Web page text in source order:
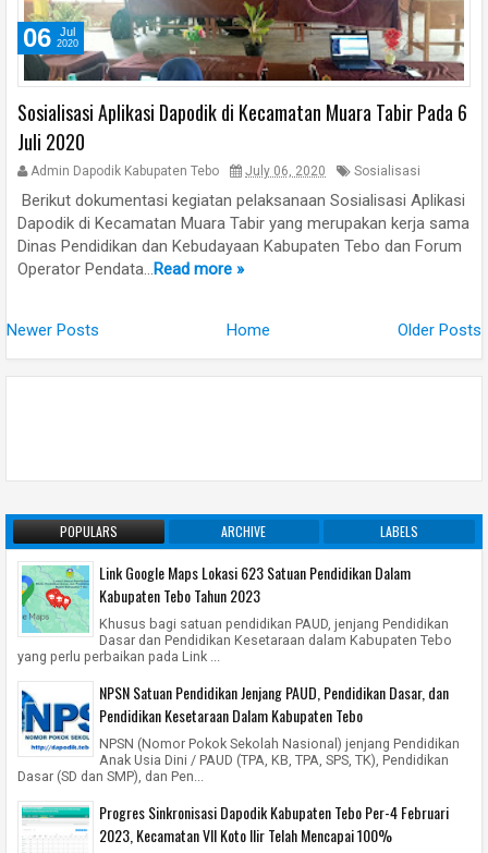
Sosialisasi Aplikasi Dapodik di Kecamatan Muara Tabir Pada 6
Juli 2020
Admin Dapodik Kabupaten Tebo July 06, 2020 Sosialisasi
Berikut dokumentasi kegiatan pelaksanaan Sosialisasi Aplikasi
Dapodik di Kecamatan Muara Tabir yang merupakan kerja sama
Dinas Pendidikan dan Kebudayaan Kabupaten Tebo dan Forum
Operator Pendata...Read more »
06 Jul
2020
Newer Posts Older Posts
Home
POPULARS ARCHIVE LABELS
Link Google Maps Lokasi 623 Satuan Pendidikan Dalam
Kabupaten Tebo Tahun 2023
Khusus bagi satuan pendidikan PAUD, jenjang Pendidikan
Dasar dan Pendidikan Kesetaraan dalam Kabupaten Tebo
yang perlu perbaikan pada Link ...
NPSN Satuan Pendidikan Jenjang PAUD, Pendidikan Dasar, dan
Pendidikan Kesetaraan Dalam Kabupaten Tebo
NPSN (Nomor Pokok Sekolah Nasional) jenjang Pendidikan
Anak Usia Dini / PAUD (TPA, KB, TPA, SPS, TK), Pendidikan
Dasar (SD dan SMP), dan Pen...
Progres Sinkronisasi Dapodik Kabupaten Tebo Per-4 Februari
2023, Kecamatan VII Koto Ilir Telah Mencapai 100%